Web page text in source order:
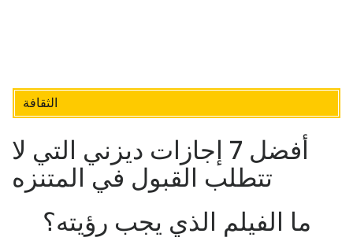
الثقافة
أفضل 7 إجازات ديزني التي لا
تتطلب القبول في المتنزه
ما الفيلم الذي يجب رؤيته؟